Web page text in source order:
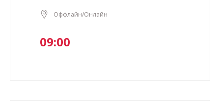
Оффлайн/Онлайн
09:00